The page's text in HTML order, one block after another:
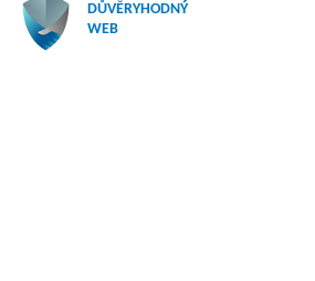
DŮVĚRYHODNÝ
WEB